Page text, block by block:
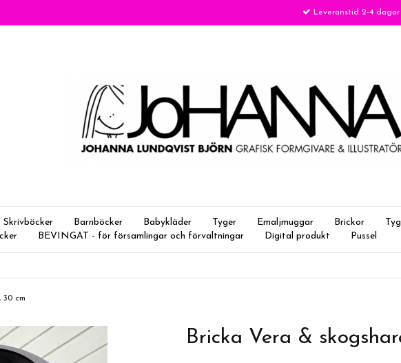
Leveranstid 2-4 dagar
Skrivböcker Barnböcker Babykläder Tyger Emaljmuggar Brickor
BEVINGAT - för församlingar och förvaltningar Digital produkt Pussel
30 cm
Bricka Vera &